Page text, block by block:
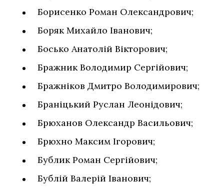
Борисенко Роман Олександрович;
Боряк Михайло Іванович;
Босько Анатолій Вікторович;
Бражник Володимир Сергійович;
Бражніков Дмитро Володимирович;
Браніцький Руслан Леонідович;
Брюханов Олександр Васильович;
Брюхно Максим Ігорович;
Бублик Роман Сергійович;
Бублій Валерій Іванович;